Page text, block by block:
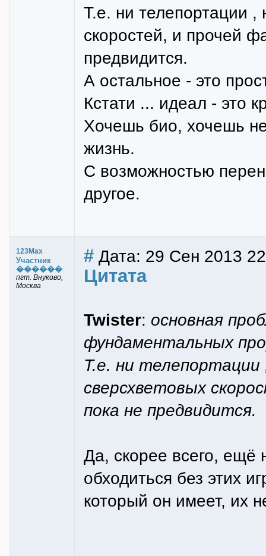
Т.е. ни телепортации ,
скоростей, и прочей
предвидится.
А остальное - это
Кстати ... идеал - это
Хочешь био, хочешь
жизнь.
С возможностью
другое.
123Max
Участник
������
пгт. Внуково,
Москва
# Дата: 29 Сен 2013
Цитата
Twister: основная
фундаментальных
Т.е. ни
сверсхветовых
пока не предвидится.
Да, скорее всего, ещё
обходиться без этих
который он имеет, их